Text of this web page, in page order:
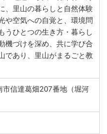
、里山の暮らしと自然体験
や空気への自覚と、環境問
うひとつの生き方・暮らし
機づけを深め、共に学び合
であり、里山がまるごと教
市信達葛畑207番地（堀河